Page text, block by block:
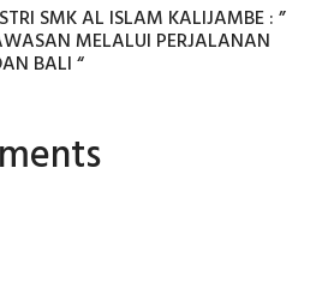
SMK AL ISLAM KALIJAMBE : ”
MELALUI PERJALANAN
BALI “